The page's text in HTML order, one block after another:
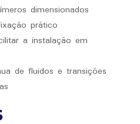
dimensionados
prático
a instalação em
de fluidos e transições